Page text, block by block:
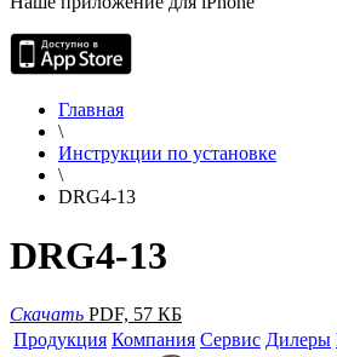
Главная
\
Инструкции по установке
\
DRG4-13
DRG4-13
Скачать PDF, 57 КБ
Продукция Компания Сервис Дилеры